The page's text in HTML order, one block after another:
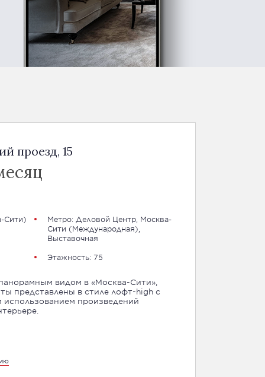
проезд, 15
Сити) Метро: Деловой Центр, Москва-
Сити (Международная)
Выставочная
Этажность: 75
видом в «Москва-Сити»,
представлены в стиле лофт-high с
произведений